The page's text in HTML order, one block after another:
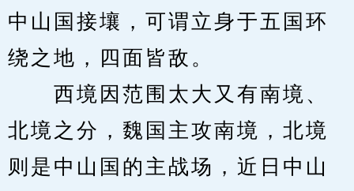
中山国接壤，可谓立身于五国环
绕之地，四面皆敌。
西境因范围太大又有南境、
北境之分，魏国主攻南境，北境
则是中山国的主战场，近日中山